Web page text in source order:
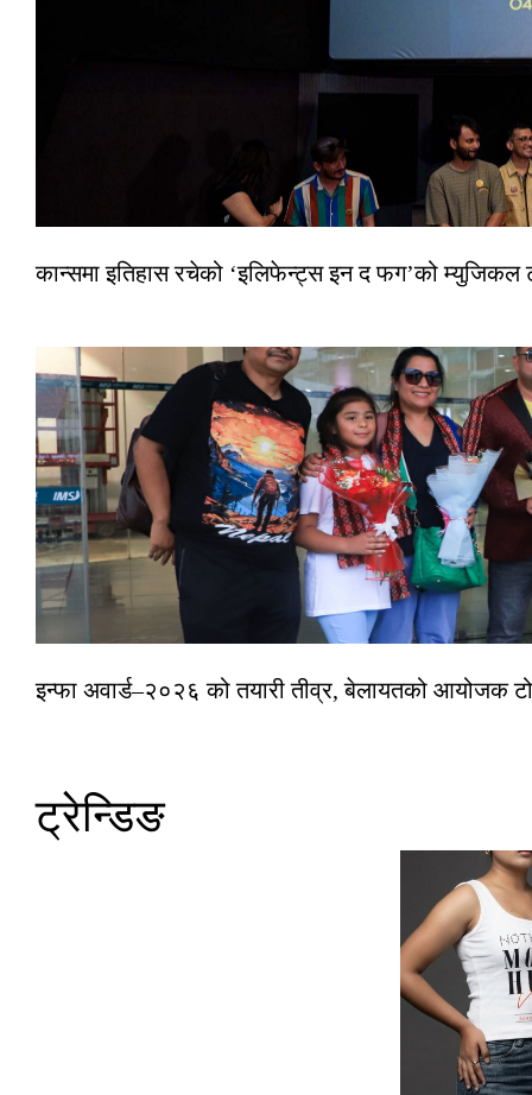
कान्समा इतिहास रचेको ‘इलिफेन्ट्स इन द फग’को म्युजिकल
इन्फा अवार्ड–२०२६ को तयारी तीव्र, बेलायतको आयोजक
ट्रेन्डिङ